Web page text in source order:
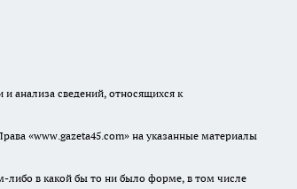
анализа сведений, относящихся к
«www.gazeta45.com» на указанные материалы
либо в какой бы то ни было форме, в том числе